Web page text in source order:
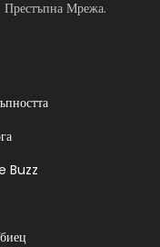
Престъпна Мрежа.
Buzz